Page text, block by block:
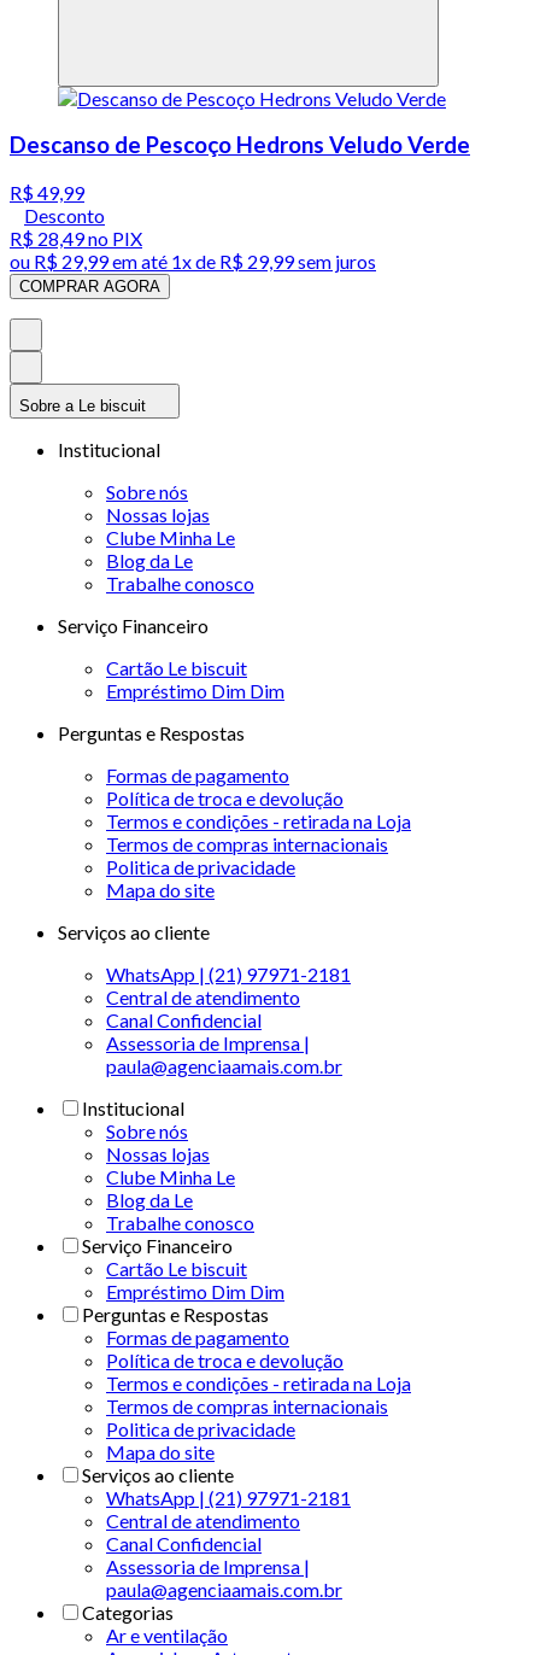
Descanso de Pescoço Hedrons Veludo Verde
R$ 49,99
Desconto
R$ 28,49no PIX
ou R$ 29,99em até 1x de R$ 29,99sem juros
COMPRAR AGORA
Sobre a Le biscuit
Institucional
Sobre nós
Nossas lojas
Clube Minha Le
Blog da Le
Trabalhe conosco
Serviço Financeiro
Cartão Le biscuit
Empréstimo Dim Dim
Perguntas e Respostas
Formas de pagamento
Política de troca e devolução
Termos e condições - retirada na Loja
Termos de compras internacionais
Politica de privacidade
Mapa do site
Serviços ao cliente
WhatsApp | (21) 97971-2181
Central de atendimento
Canal Confidencial
Assessoria de Imprensa |
paula@agenciaamais.com.br
Institucional
Sobre nós
Nossas lojas
Clube Minha Le
Blog da Le
Trabalhe conosco
Serviço Financeiro
Cartão Le biscuit
Empréstimo Dim Dim
Perguntas e Respostas
Formas de pagamento
Política de troca e devolução
Termos e condições - retirada na Loja
Termos de compras internacionais
Politica de privacidade
Mapa do site
Serviços ao cliente
WhatsApp | (21) 97971-2181
Central de atendimento
Canal Confidencial
Assessoria de Imprensa |
paula@agenciaamais.com.br
Categorias
Ar e ventilação